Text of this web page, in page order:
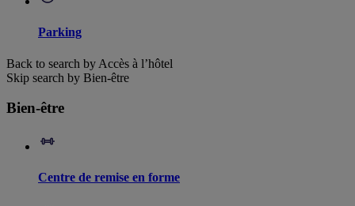
Parking
Back to search by Accès à l’hôtel
Skip search by Bien-être
Bien-être
Centre de remise en forme